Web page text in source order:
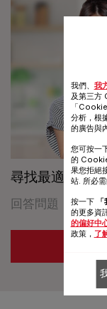
尋找最適合您
回答問題，即可
我們、 我
及第三方
「
分析，根
的廣告與
您可按一
的
果您拒絕
站. 所必
按一下
的更多資
的偏好中
政策， 了